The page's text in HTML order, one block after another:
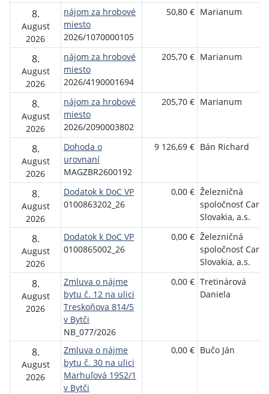
8.
August
2026
nájom za hrobové
miesto
2026/1070000105
50,80 € Marianum
8.
August
2026
nájom za hrobové
miesto
2026/4190001694
205,70 € Marianum
8.
August
2026
nájom za hrobové
miesto
2026/2090003802
205,70 € Marianum
8.
August
2026
Dohoda o
urovnaní
MAGZBR2600192
9 126,69 € Bán Richard
8.
August
2026
Dodatok k DoC VP
0100863202_26
0,00 € Železničná
spoločnosť Cargo
Slovakia, a.s.
8.
August
2026
Dodatok k DoC VP
0100865002_26
0,00 € Železničná
spoločnosť Cargo
Slovakia, a.s.
8.
August
2026
Zmluva o nájme
bytu č. 12 na ulici
Treskoňova 814/5
v Bytči
NB_077/2026
0,00 € Tretinárová
Daniela
8.
August
2026
Zmluva o nájme
bytu č. 30 na ulici
Marhuľová 1952/1
v Bytči
0,00 € Bučo Ján